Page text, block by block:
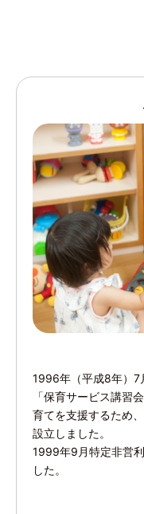
1996年（平成8年）7
「保育サービス講習
育てを支援するため
設立しました。
1999年9月特定非営
した。